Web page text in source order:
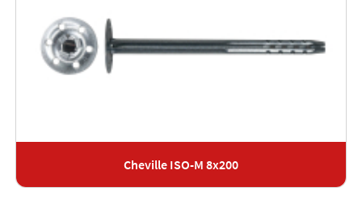
Cheville ISO-M 8x200